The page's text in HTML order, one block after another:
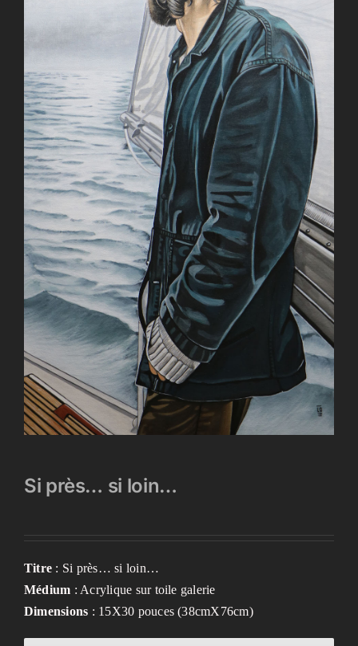
Si près… si loin…
Titre : Si près… si loin…
Médium : Acrylique sur toile galerie
Dimensions : 15X30 pouces (38cmX76cm)